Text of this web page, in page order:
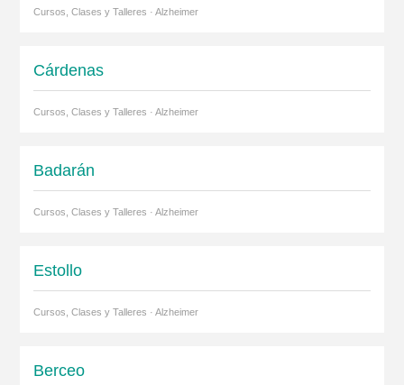
Cursos, Clases y Talleres · Alzheimer
Cárdenas
Cursos, Clases y Talleres · Alzheimer
Badarán
Cursos, Clases y Talleres · Alzheimer
Estollo
Cursos, Clases y Talleres · Alzheimer
Berceo